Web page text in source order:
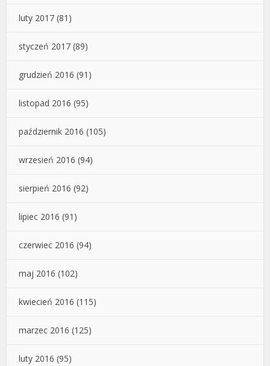
luty 2017 (81)
styczeń 2017 (89)
grudzień 2016 (91)
listopad 2016 (95)
październik 2016 (105)
wrzesień 2016 (94)
sierpień 2016 (92)
lipiec 2016 (91)
czerwiec 2016 (94)
maj 2016 (102)
kwiecień 2016 (115)
marzec 2016 (125)
luty 2016 (95)